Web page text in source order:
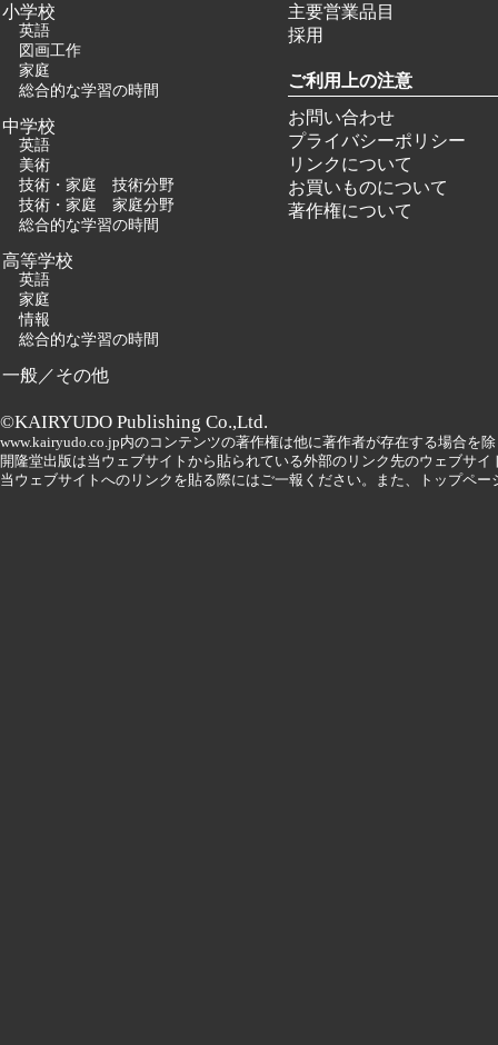
小学校
英語
図画工作
家庭
総合的な学習の時間
中学校
英語
美術
技術・家庭 技術分野
技術・家庭 家庭分野
総合的な学習の時間
高等学校
英語
家庭
情報
総合的な学習の時間
一般／その他
主要営業品目
採用
ご利用上の注意
お問い合わせ
プライバシーポリシー
リンクについて
お買いものについて
著作権について
©KAIRYUDO Publishing Co.,Ltd.
www.kairyudo.co.jp内のコンテンツの著作権は他に著作者が存在する場合を
開隆堂出版は当ウェブサイトから貼られている外部のリンク先のウェブサ
当ウェブサイトへのリンクを貼る際にはご一報ください。また、トップペ